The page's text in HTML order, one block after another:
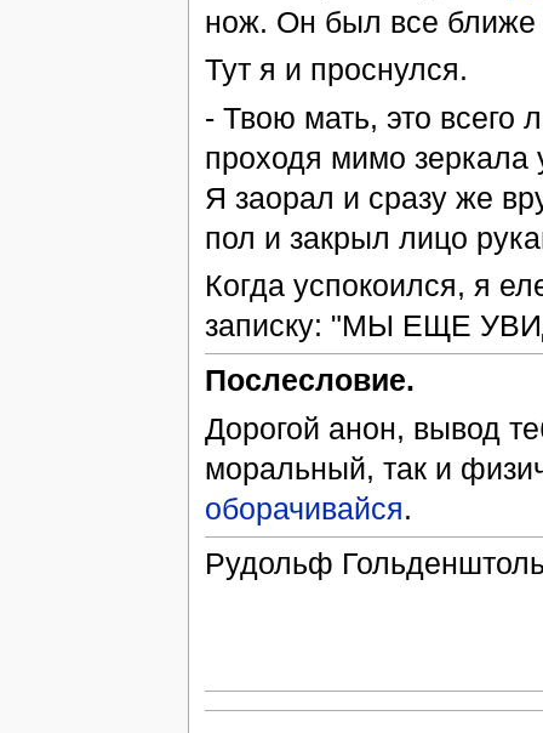
нож. Он был все
Тут я и проснулся.
- Твою мать, это
проходя мимо зеркала
Я заорал и сразу же
пол и закрыл лицо
Когда успокоился, я
записку: "МЫ ЕЩЕ
Послесловие.
Дорогой анон, вывод
моральный, так и
оборачивайся.
Рудольф